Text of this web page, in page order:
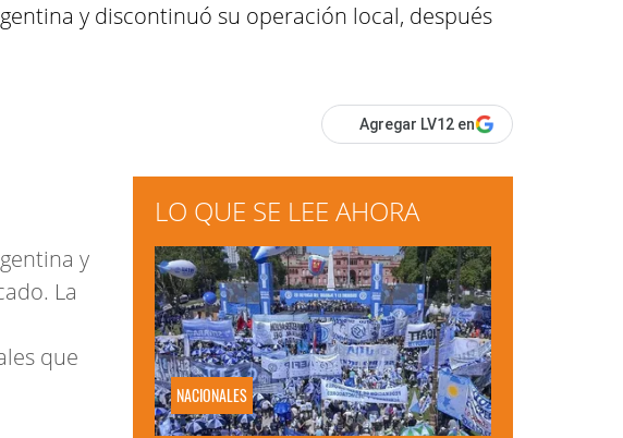
y discontinuó su operación local, después
Agregar LV12 en
y
La
que
LO QUE SE LEE AHORA
NACIONALES